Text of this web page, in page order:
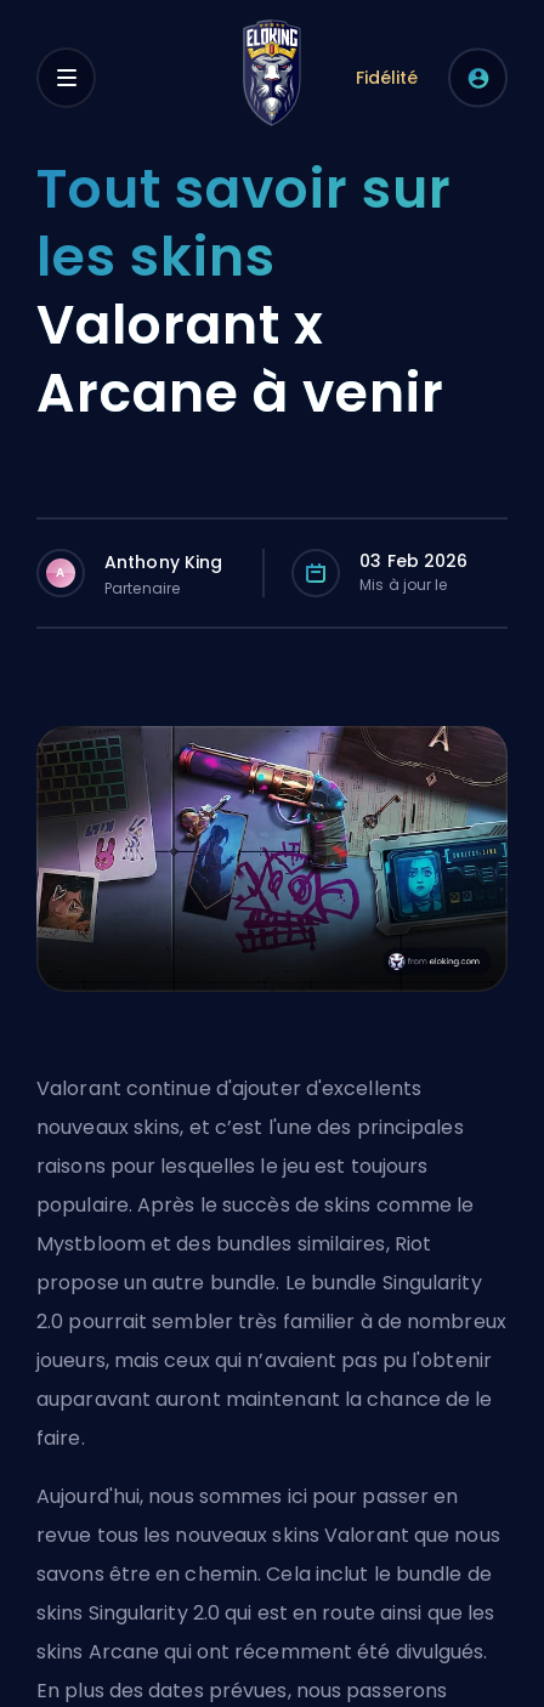
Fidélité
Tout savoir sur
les skins
Valorant x
Arcane à venir
A Anthony King
Partenaire
03 Feb 2026
Mis à jour le
Valorant continue d'ajouter d'excellents
nouveaux skins, et c’est l'une des principales
raisons pour lesquelles le jeu est toujours
populaire. Après le succès de skins comme le
Mystbloom et des bundles similaires, Riot
propose un autre bundle. Le bundle Singularity
2.0 pourrait sembler très familier à de nombreux
joueurs, mais ceux qui n’avaient pas pu l'obtenir
auparavant auront maintenant la chance de le
faire.
Aujourd'hui, nous sommes ici pour passer en
revue tous les nouveaux skins Valorant que nous
savons être en chemin. Cela inclut le bundle de
skins Singularity 2.0 qui est en route ainsi que les
skins Arcane qui ont récemment été divulgués.
En plus des dates prévues, nous passerons